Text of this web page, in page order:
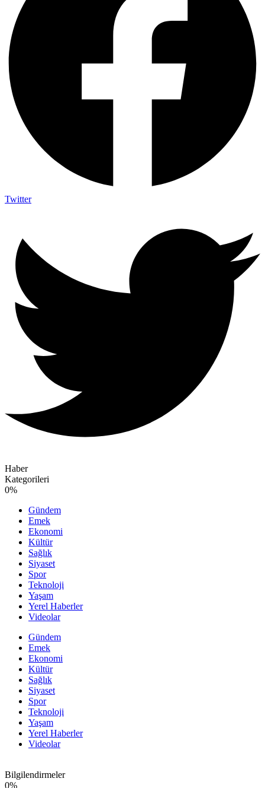
Twitter
Haber
Kategorileri
0%
Gündem
Emek
Ekonomi
Kültür
Sağlık
Siyaset
Spor
Teknoloji
Yaşam
Yerel Haberler
Videolar
Gündem
Emek
Ekonomi
Kültür
Sağlık
Siyaset
Spor
Teknoloji
Yaşam
Yerel Haberler
Videolar
Bilgilendirmeler
0%